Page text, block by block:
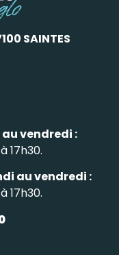
SAINTES
vendredi :
17h30.
au vendredi :
17h30.